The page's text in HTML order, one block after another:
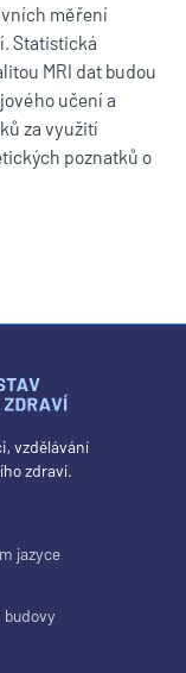
měření
Statistická
MRI dat budou
učení a
za využití
poznatků o
vzdělávání
zdraví.
jazyce
zdravotním postižením